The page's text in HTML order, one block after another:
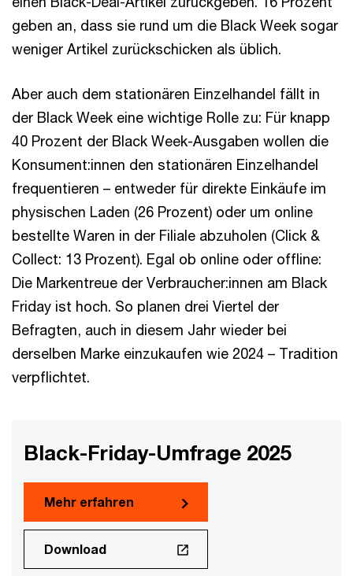
geben an, dass sie rund um die Black Week sogar
weniger Artikel zurückschicken als üblich.
Aber auch dem stationären Einzelhandel fällt in
der Black Week eine wichtige Rolle zu: Für knapp
40 Prozent der Black Week-Ausgaben wollen die
Konsument:innen den stationären Einzelhandel
frequentieren – entweder für direkte Einkäufe im
physischen Laden (26 Prozent) oder um online
bestellte Waren in der Filiale abzuholen (Click &
Collect: 13 Prozent). Egal ob online oder offline:
Die Markentreue der Verbraucher:innen am Black
Friday ist hoch. So planen drei Viertel der
Befragten, auch in diesem Jahr wieder bei
derselben Marke einzukaufen wie 2024 – Tradition
verpflichtet.
Black-Friday-Umfrage 2025
Mehr erfahren
Download